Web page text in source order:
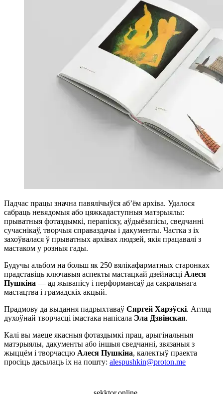
Падчас працы значна павялічыўся аб’ём архіва. Удалося
сабраць невядомыя або цяжкадаступныя матэрыялы:
прыватныя фотаздымкі, перапіску, аўдыёзапісы, сведчанні
сучаснікаў, творчыя справаздачы і дакументы. Частка з іх
захоўвалася ў прыватных архівах людзей, якія працавалі з
мастаком у розныя гады.
Будучы альбом на больш як 250 вялікафарматных старонках
прадставіць ключавыя аспекты мастацкай дзейнасці Алеся
Пушкіна — ад жывапісу і перформансаў да сакральнага
мастацтва і грамадскіх акцый.
Прадмову да выдання падрыхтаваў Сяргей Харэўскі. Агляд
духоўнай творчасці імастака напісала Эла Дзвінская.
Калі вы маеце якасныя фотаздымкі прац, арыгінальныя
матэрыялы, дакументы або іншыя сведчанні, звязаныя з
жыццём і творчасцю Алеся Пушкіна, калектыў праекта
просіць дасылаць іх на пошту: alespushkin@proton.me